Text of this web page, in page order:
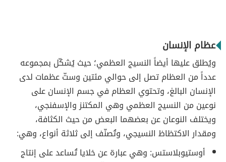
عظام الإنسان
ويُطلق عليها أيضاً النسيج العظمي؛ حيث يُشكّل بمجموعه
عدداً من العظام تصل إلى حوالي مئتين وستّ عظمات لدى
الإنسان البالغ، وتحتوي العظام في جسم الإنسان على
نوعين من النسيج العظمي وهي المكتنز والإسفنجي،
ويختلف النوعان عن بعضهما البعض من حيث الكثافة،
ومقدار الاكتظاظ النسيجي، وتُصنّف إلى ثلاثة أنواع، وهي:
أوستيوبلاستس: وهي عبارة عن خلايا تُساعد على إنتاج